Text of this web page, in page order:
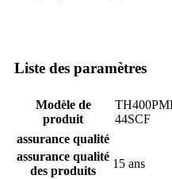
Liste des paramètres
Modèle de
produit
44SCF
assurance qualité
assurance qualité
des produits
15 ans